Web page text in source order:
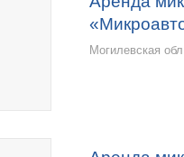
Могилевская